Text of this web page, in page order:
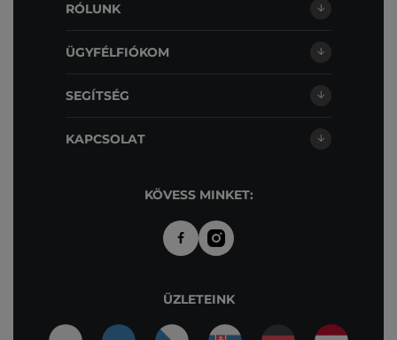
RÓLUNK
ÜGYFÉLFIÓKOM
SEGÍTSÉG
KAPCSOLAT
KÖVESS MINKET:
ÜZLETEINK